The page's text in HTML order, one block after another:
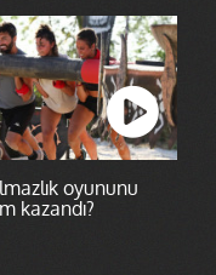
oyununu
kazandı?